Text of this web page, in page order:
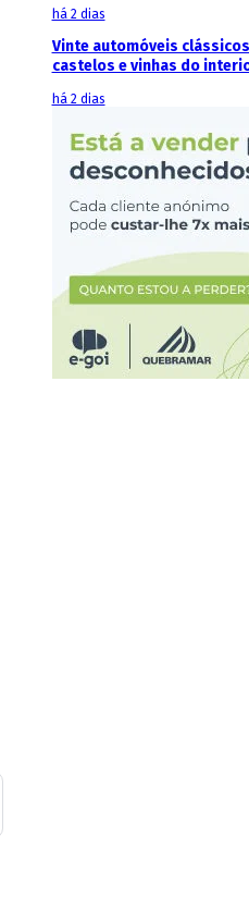
há 2 dias
Vinte automóveis
castelos e vinhas do
há 2 dias